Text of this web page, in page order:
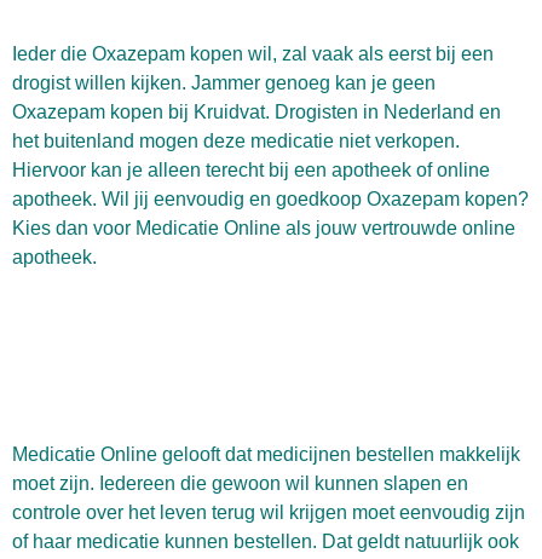
Ieder die Oxazepam kopen wil, zal vaak als eerst bij een
drogist willen kijken. Jammer genoeg kan je geen
Oxazepam kopen bij Kruidvat. Drogisten in Nederland en
het buitenland mogen deze medicatie niet verkopen.
Hiervoor kan je alleen terecht bij een apotheek of online
apotheek. Wil jij eenvoudig en goedkoop Oxazepam kopen?
Kies dan voor Medicatie Online als jouw vertrouwde online
apotheek.
Medicatie Online gelooft dat medicijnen bestellen makkelijk
moet zijn. Iedereen die gewoon wil kunnen slapen en
controle over het leven terug wil krijgen moet eenvoudig zijn
of haar medicatie kunnen bestellen. Dat geldt natuurlijk ook